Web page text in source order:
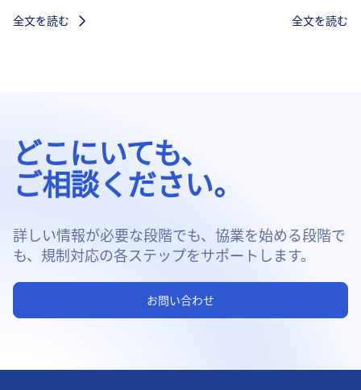
全文を読む 全文を読む
どこにいても、
ご相談ください。
詳しい情報が必要な段階でも、協業を始める段階で
も、規制対応の各ステップをサポートします。
お問い合わせ